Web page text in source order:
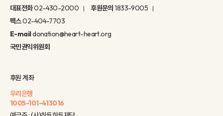
대표전화02-430-2000 후원문의 1833-9005
팩스02-404-7703
E-maildonation@heart-heart.org
국민권익위원회
후원 계좌
우리은행
1005-101-413016